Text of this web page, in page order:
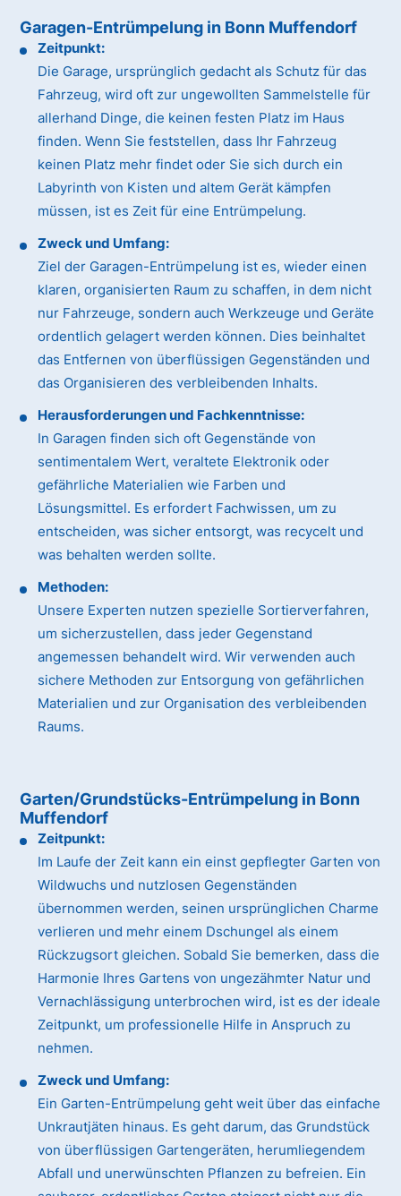
Garagen-Entrümpelung in Bonn Muffendorf
Zeitpunkt:
Die Garage, ursprünglich gedacht als Schutz für das
Fahrzeug, wird oft zur ungewollten Sammelstelle für
allerhand Dinge, die keinen festen Platz im Haus
finden. Wenn Sie feststellen, dass Ihr Fahrzeug
keinen Platz mehr findet oder Sie sich durch ein
Labyrinth von Kisten und altem Gerät kämpfen
müssen, ist es Zeit für eine Entrümpelung.
Zweck und Umfang:
Ziel der Garagen-Entrümpelung ist es, wieder einen
klaren, organisierten Raum zu schaffen, in dem nicht
nur Fahrzeuge, sondern auch Werkzeuge und Geräte
ordentlich gelagert werden können. Dies beinhaltet
das Entfernen von überflüssigen Gegenständen und
das Organisieren des verbleibenden Inhalts.
Herausforderungen und Fachkenntnisse:
In Garagen finden sich oft Gegenstände von
sentimentalem Wert, veraltete Elektronik oder
gefährliche Materialien wie Farben und
Lösungsmittel. Es erfordert Fachwissen, um zu
entscheiden, was sicher entsorgt, was recycelt und
was behalten werden sollte.
Methoden:
Unsere Experten nutzen spezielle Sortierverfahren,
um sicherzustellen, dass jeder Gegenstand
angemessen behandelt wird. Wir verwenden auch
sichere Methoden zur Entsorgung von gefährlichen
Materialien und zur Organisation des verbleibenden
Raums.
Garten/Grundstücks-Entrümpelung in Bonn
Muffendorf
Zeitpunkt:
Im Laufe der Zeit kann ein einst gepflegter Garten von
Wildwuchs und nutzlosen Gegenständen
übernommen werden, seinen ursprünglichen Charme
verlieren und mehr einem Dschungel als einem
Rückzugsort gleichen. Sobald Sie bemerken, dass die
Harmonie Ihres Gartens von ungezähmter Natur und
Vernachlässigung unterbrochen wird, ist es der ideale
Zeitpunkt, um professionelle Hilfe in Anspruch zu
nehmen.
Zweck und Umfang:
Ein Garten-Entrümpelung geht weit über das einfache
Unkrautjäten hinaus. Es geht darum, das Grundstück
von überflüssigen Gartengeräten, herumliegendem
Abfall und unerwünschten Pflanzen zu befreien. Ein